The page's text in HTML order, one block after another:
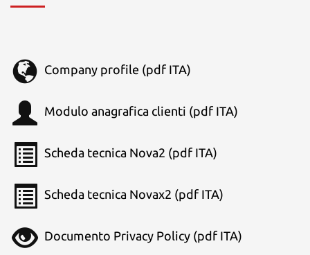
Company profile (pdf ITA)
Modulo anagrafica clienti (pdf ITA)
Scheda tecnica Nova2 (pdf ITA)
Scheda tecnica Novax2 (pdf ITA)
Documento Privacy Policy (pdf ITA)